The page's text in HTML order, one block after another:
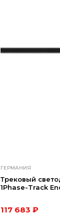
ГЕРМАНИЯ
Трековый
1Phase-Track
117 683 ₽